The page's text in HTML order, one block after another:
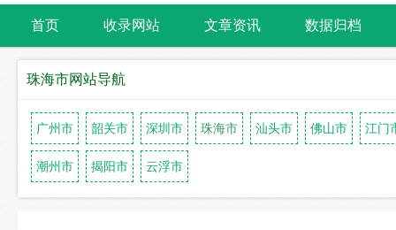
首页 收录网站 文章资讯 数据归档
珠海市网站导航
广州市 韶关市 深圳市 珠海市 汕头市 佛山市 江门
潮州市 揭阳市 云浮市